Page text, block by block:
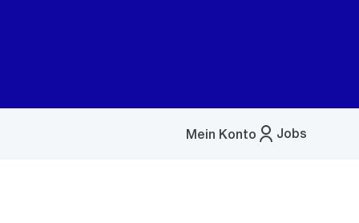
Jobs
Mein Konto
Menü